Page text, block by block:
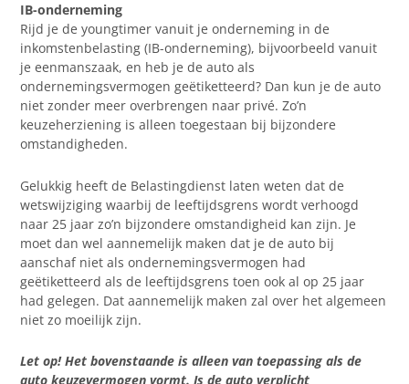
IB-onderneming
Rijd je de youngtimer vanuit je onderneming in de
inkomstenbelasting (IB-onderneming), bijvoorbeeld vanuit
je eenmanszaak, en heb je de auto als
ondernemingsvermogen geëtiketteerd? Dan kun je de auto
niet zonder meer overbrengen naar privé. Zo’n
keuzeherziening is alleen toegestaan bij bijzondere
omstandigheden.
Gelukkig heeft de Belastingdienst laten weten dat de
wetswijziging waarbij de leeftijdsgrens wordt verhoogd
naar 25 jaar zo’n bijzondere omstandigheid kan zijn. Je
moet dan wel aannemelijk maken dat je de auto bij
aanschaf niet als ondernemingsvermogen had
geëtiketteerd als de leeftijdsgrens toen ook al op 25 jaar
had gelegen. Dat aannemelijk maken zal over het algemeen
niet zo moeilijk zijn.
Let op! Het bovenstaande is alleen van toepassing als de
auto keuzevermogen vormt. Is de auto verplicht